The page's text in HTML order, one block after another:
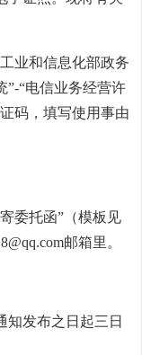
业和信息化部政务
”-“电信业务经营许
码，填写使用事由
委托函”（模板见
邮箱里。
知发布之日起三日